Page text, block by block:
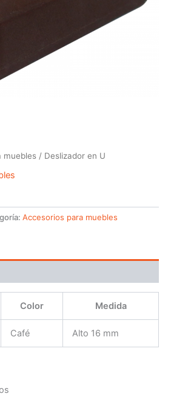
muebles / Deslizador en U
Accesorios para muebles
Color Medida
Café Alto 16 mm